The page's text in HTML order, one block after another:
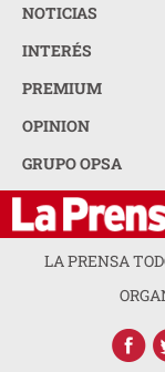
NOTICIAS
INTERÉS
PREMIUM
OPINION
GRUPO OPSA
LA PRENSA